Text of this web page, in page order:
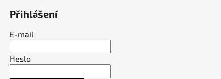
Přihlášení
E-mail
Heslo